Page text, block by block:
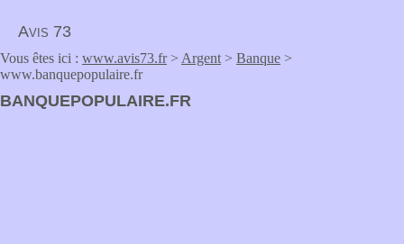
Avis 73
Vous êtes ici : www.avis73.fr> Argent > Banque >
www.banquepopulaire.fr
BANQUEPOPULAIRE.FR